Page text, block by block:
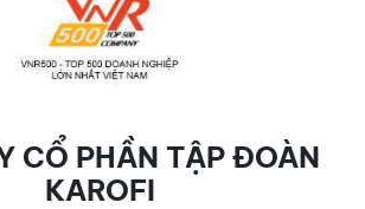
CỔ PHẦN TẬP ĐOÀN
KAROFI